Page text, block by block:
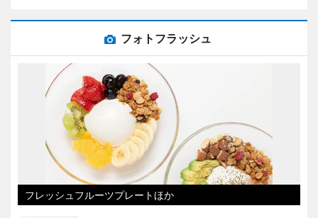
フォトフラッシュ
フレッシュフルーツプレートほか